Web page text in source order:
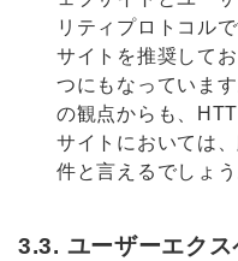
リティプロトコル
サイトを推奨して
つにもなっていま
の観点からも、
サイトにおいては
件と言えるでしょう
3.3. ユーザーエク